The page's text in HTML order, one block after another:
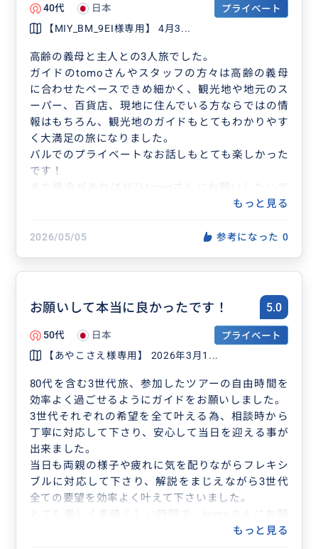
40代 日本
プライベート
【MIY_BM_9EI様専用】 4月3...
高齢の義母と主人との3人旅でした。
ガイドのtomoさんやスタッフの方々は高齢の義母
に合わせたペースできめ細かく、観光地や地元のス
ーパー、百貨店、現地に住んでいる方ならではの情
報はもちろん、観光地のガイドもとてもわかりやす
く大満足の旅になりました。
バルでのプライベートなお話しもとても楽しかった
です！
また機会があればぜひtomoさんにお願いしたいで
もっと見る
2026/05/05 参考になった 0
お願いして本当に良かったです！ 5.0
50代 日本
プライベート
【あやこさえ様専用】 2026年3月1...
80代を含む3世代旅、参加したツアーの自由時間を
効率よく過ごせるようにガイドをお願いしました。
3世代それぞれの希望を全て叶える為、相談時から
丁寧に対応して下さり、安心して当日を迎える事が
出来ました。
当日も両親の様子や疲れに気を配りながらフレキシ
ブルに対応して下さり、解説をまじえながら3世代
全ての要望を効率よく叶えて下さいました。
とても楽しく素晴らしい時間で、tomoさんにお願
もっと見る